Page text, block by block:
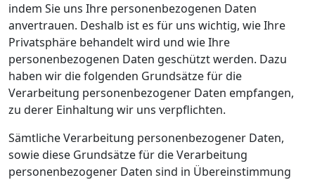
indem Sie uns Ihre personenbezogenen Daten
anvertrauen. Deshalb ist es für uns wichtig, wie Ihre
Privatsphäre behandelt wird und wie Ihre
personenbezogenen Daten geschützt werden. Dazu
haben wir die folgenden Grundsätze für die
Verarbeitung personenbezogener Daten empfangen,
zu derer Einhaltung wir uns verpflichten.
Sämtliche Verarbeitung personenbezogener Daten,
sowie diese Grundsätze für die Verarbeitung
personenbezogener Daten sind in Übereinstimmung